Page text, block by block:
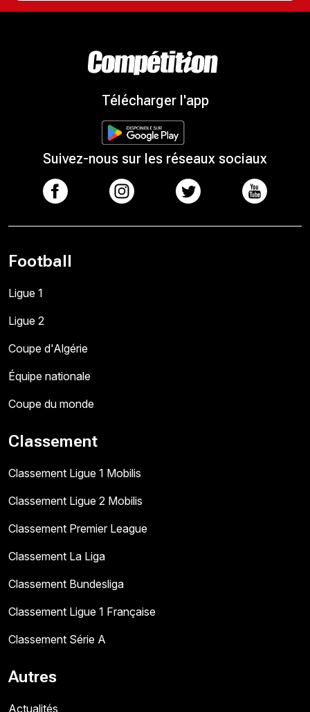
Télécharger l'app
Suivez-nous sur les réseaux sociaux
Football
Ligue 1
Ligue 2
Coupe d'Algérie
Équipe nationale
Coupe du monde
Classement
Classement Ligue 1 Mobilis
Classement Ligue 2 Mobilis
Classement Premier League
Classement La Liga
Classement Bundesliga
Classement Ligue 1 Française
Classement Série A
Autres
Actualités